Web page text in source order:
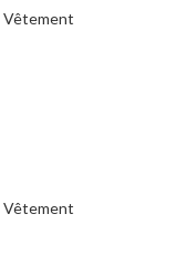
Vêtement
Vêtement